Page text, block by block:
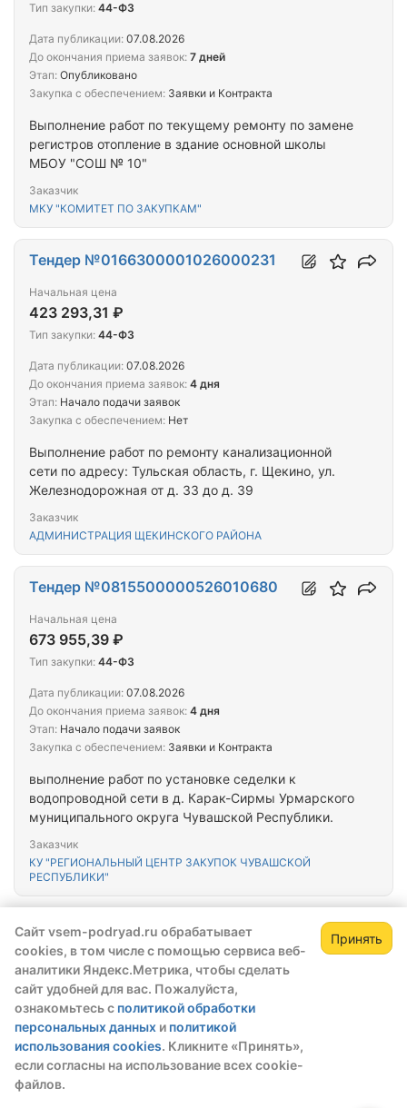
Сайт vsem-podryad.ru обрабатывает
cookies, в том числе с помощью сервиса веб-
аналитики Яндекс.Метрика, чтобы сделать
сайт удобней для вас. Пожалуйста,
ознакомьтесь с политикой обработки
персональных данных и политикой
использования cookies. Кликните «Принять»,
если согласны на использование всех cookie-
файлов.
Принять
Выполнение работ по текущему ремонту по замене
регистров отопление в здание основной школы
МБОУ "СОШ № 10"
Заказчик
МКУ "КОМИТЕТ ПО ЗАКУПКАМ"
Тип закупки: 44-ФЗ
Дата публикации: 07.08.2026
До окончания приема заявок: 7 дней
Этап: Опубликовано
Закупка с обеспечением: Заявки и Контракта
Выполнение работ по ремонту канализационной
сети по адресу: Тульская область, г. Щекино, ул.
Железнодорожная от д. 33 до д. 39
Заказчик
АДМИНИСТРАЦИЯ ЩЕКИНСКОГО РАЙОНА
Тендер №0166300001026000231
Начальная цена
423 293,31 ₽
Тип закупки: 44-ФЗ
Дата публикации: 07.08.2026
До окончания приема заявок: 4 дня
Этап: Начало подачи заявок
Закупка с обеспечением: Нет
выполнение работ по установке седелки к
водопроводной сети в д. Карак-Сирмы Урмарского
муниципального округа Чувашской Республики.
Заказчик
КУ "РЕГИОНАЛЬНЫЙ ЦЕНТР ЗАКУПОК ЧУВАШСКОЙ
РЕСПУБЛИКИ"
Тендер №0815500000526010680
Начальная цена
673 955,39 ₽
Тип закупки: 44-ФЗ
Дата публикации: 07.08.2026
До окончания приема заявок: 4 дня
Этап: Начало подачи заявок
Закупка с обеспечением: Заявки и Контракта
Тендер №0150200003926000911
Начальная цена
599 297,72 ₽
Тип закупки: 44-ФЗ
Дата публикации:07.08.2026
До окончания приема заявок: 8 дней
Этап:Начало подачи заявок
Закупка с обеспечением: